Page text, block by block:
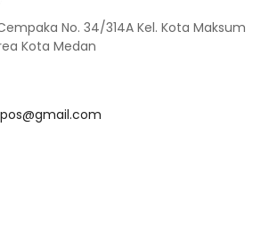
No. 34/314A Kel. Kota Maksum
Kota Medan